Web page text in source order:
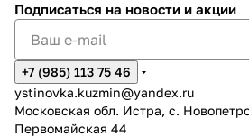
Подписаться на новости и акции
+7 (985) 113 75 46
ystinovka.kuzmin@yandex.ru
Московская обл. Истра, с.
Первомайская 44